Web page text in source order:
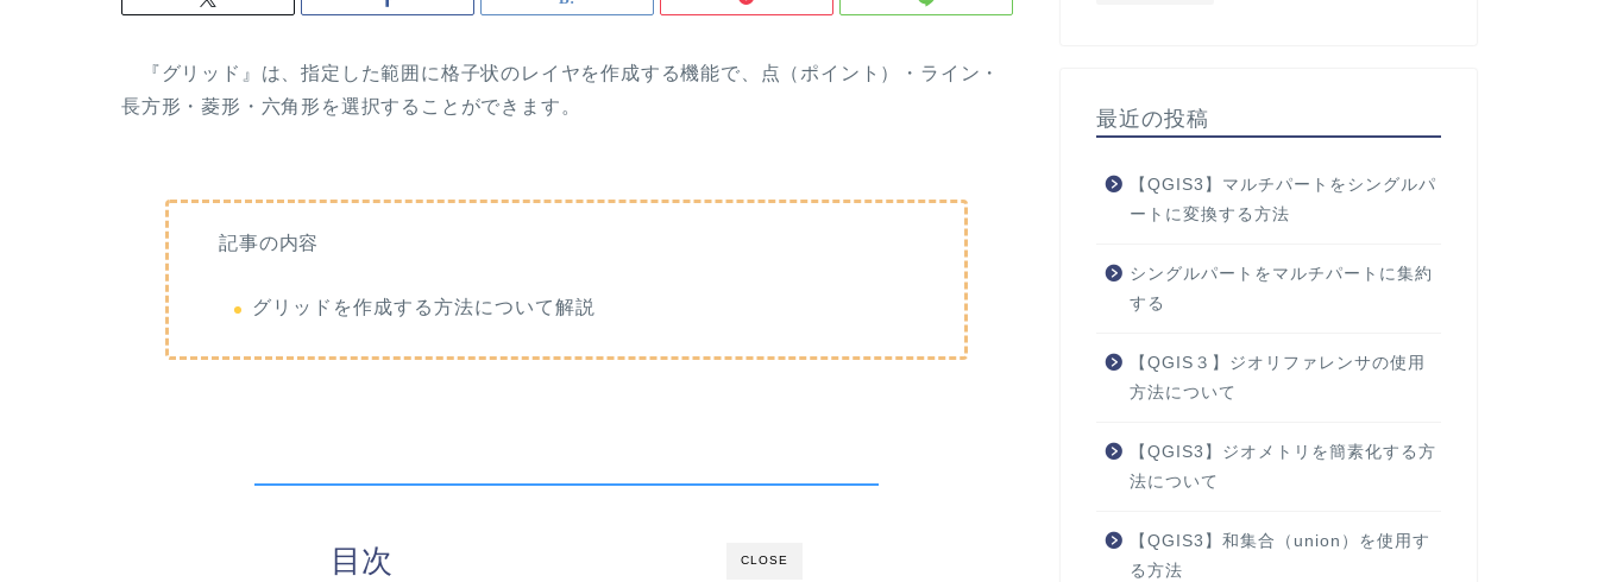
『グリッド』は、指定した範囲に格子状のレイヤを作成する機能で、点（ポイント）・ライン・
長方形・菱形・六角形を選択することができます。
記事の内容
グリッドを作成する方法について解説
CLOSE
目次
最近の投稿
【QGIS3】マルチパートをシングルパ
ートに変換する方法
シングルパートをマルチパートに集約
する
【QGIS３】ジオリファレンサの使用
方法について
【QGIS3】ジオメトリを簡素化する方
法について
【QGIS3】和集合（union）を使用す
る方法